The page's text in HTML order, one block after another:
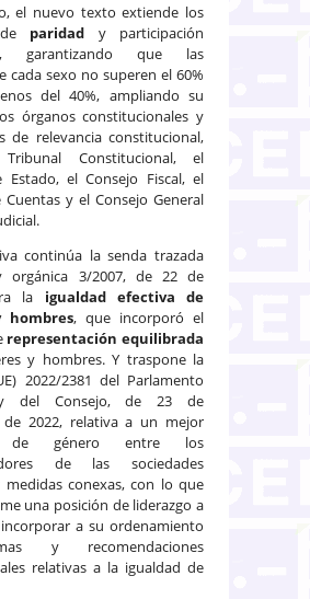
el nuevo texto extiende los
paridad y participación
garantizando que las
cada sexo no superen el 60%
del 40%, ampliando su
órganos constitucionales y
de relevancia constitucional,
Constitucional, el
Estado, el Consejo Fiscal, el
y el Consejo General
continúa la senda trazada
orgánica 3/2007, de 22 de
la igualdad efectiva de
hombres, que incorporó el
representación equilibrada
y hombres. Y traspone la
2022/2381 del Parlamento
del Consejo, de 23 de
de 2022, relativa a un mejor
de género entre los
de las sociedades
medidas conexas, con lo que
una posición de liderazgo a
a su ordenamiento
y recomendaciones
relativas a la igualdad de